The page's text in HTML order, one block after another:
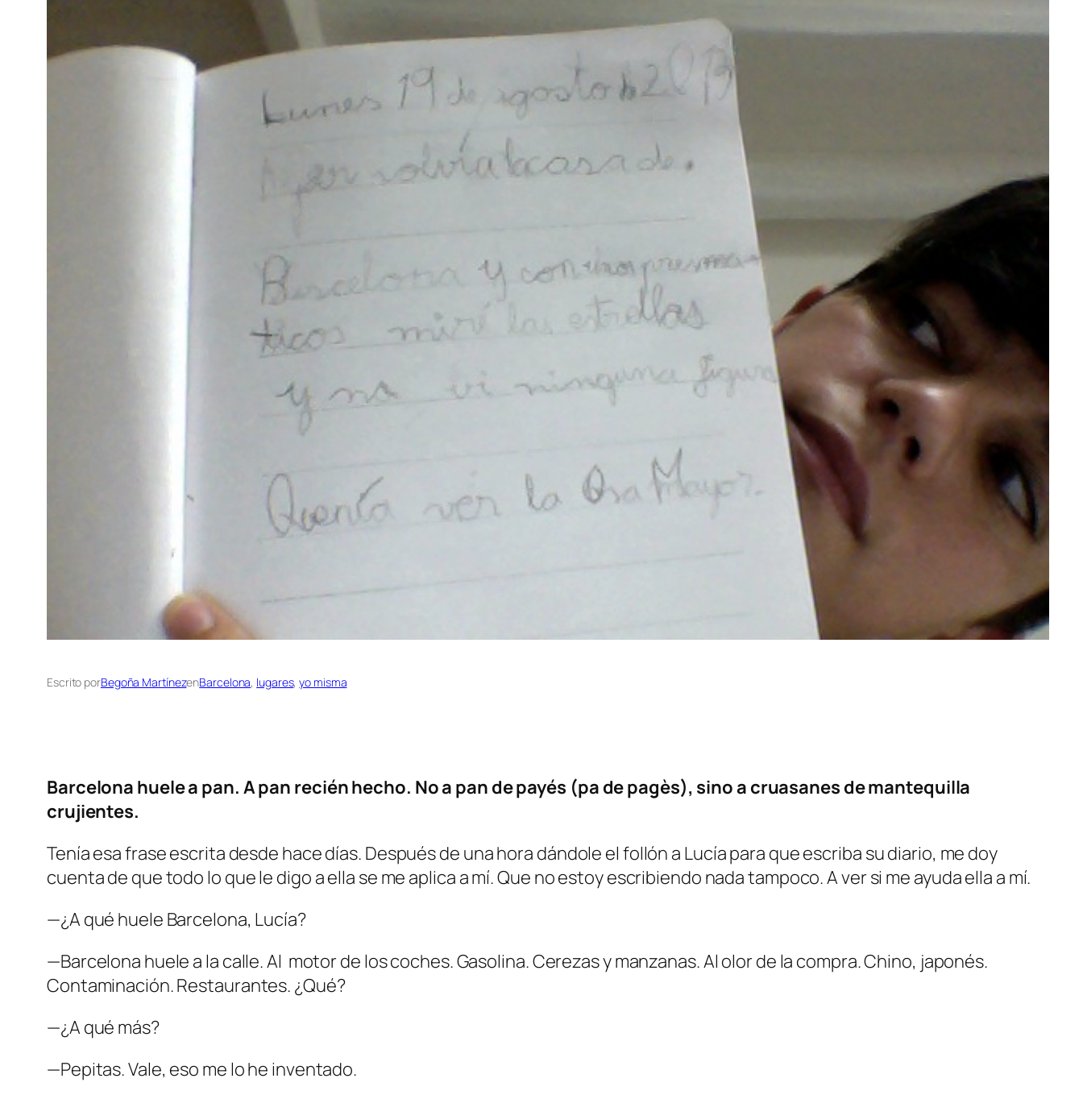
Escrito porBegoña MartínezenBarcelona, lugares, yo misma
Barcelona huele a pan. A pan recién hecho. No a pan de payés (pa de pagès), sino a cruasanes de mantequilla
crujientes.
Tenía esa frase escrita desde hace días. Después de una hora dándole el follón a Lucía para que escriba su diario, me doy
cuenta de que todo lo que le digo a ella se me aplica a mí. Que no estoy escribiendo nada tampoco. A ver si me ayuda ella a mí.
—¿A qué huele Barcelona, Lucía?
—Barcelona huele a la calle. Al motor de los coches. Gasolina. Cerezas y manzanas. Al olor de la compra. Chino, japonés.
Contaminación. Restaurantes. ¿Qué?
—¿A qué más?
—Pepitas. Vale, eso me lo he inventado.